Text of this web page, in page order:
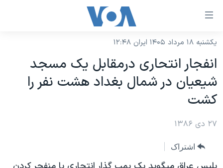
لینکهای
دسترسی
جهش
محتوای
اصلی
صفحه
نسخه سبک وب‌سایت
موضوع ها
آمریکا
جهان
ورزشی
برنامه های تلویزیونی
جدول برنامه ها
صفحه‌های ویژه
جام جهانی ۲۰۲۶
فرکانس‌های صدای آمریکا
یکشنبه ۱۸ مرداد ۱۴۰۵ ایران ۱۲:۴۸
انفجار انتحاری درمقابل يک مسجد
شيعيان در شمال بغداد هشت نفر را
کشت
۲۷ دی ۱۳۸۶
اشتراک